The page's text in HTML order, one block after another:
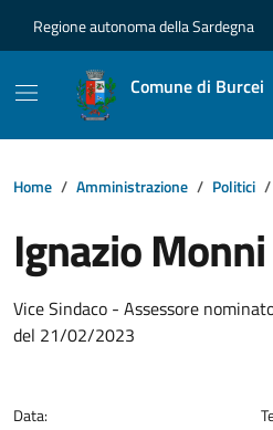
Regione autonoma della Sardegna
Comune di Burcei
Home Amministrazione Politici
Ignazio Monni
Dettagli della
Vice Sindaco - Assessore
del 21/02/2023
Data: